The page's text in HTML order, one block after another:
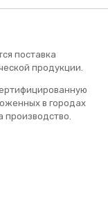
поставка
продукции.
в городах
производство.